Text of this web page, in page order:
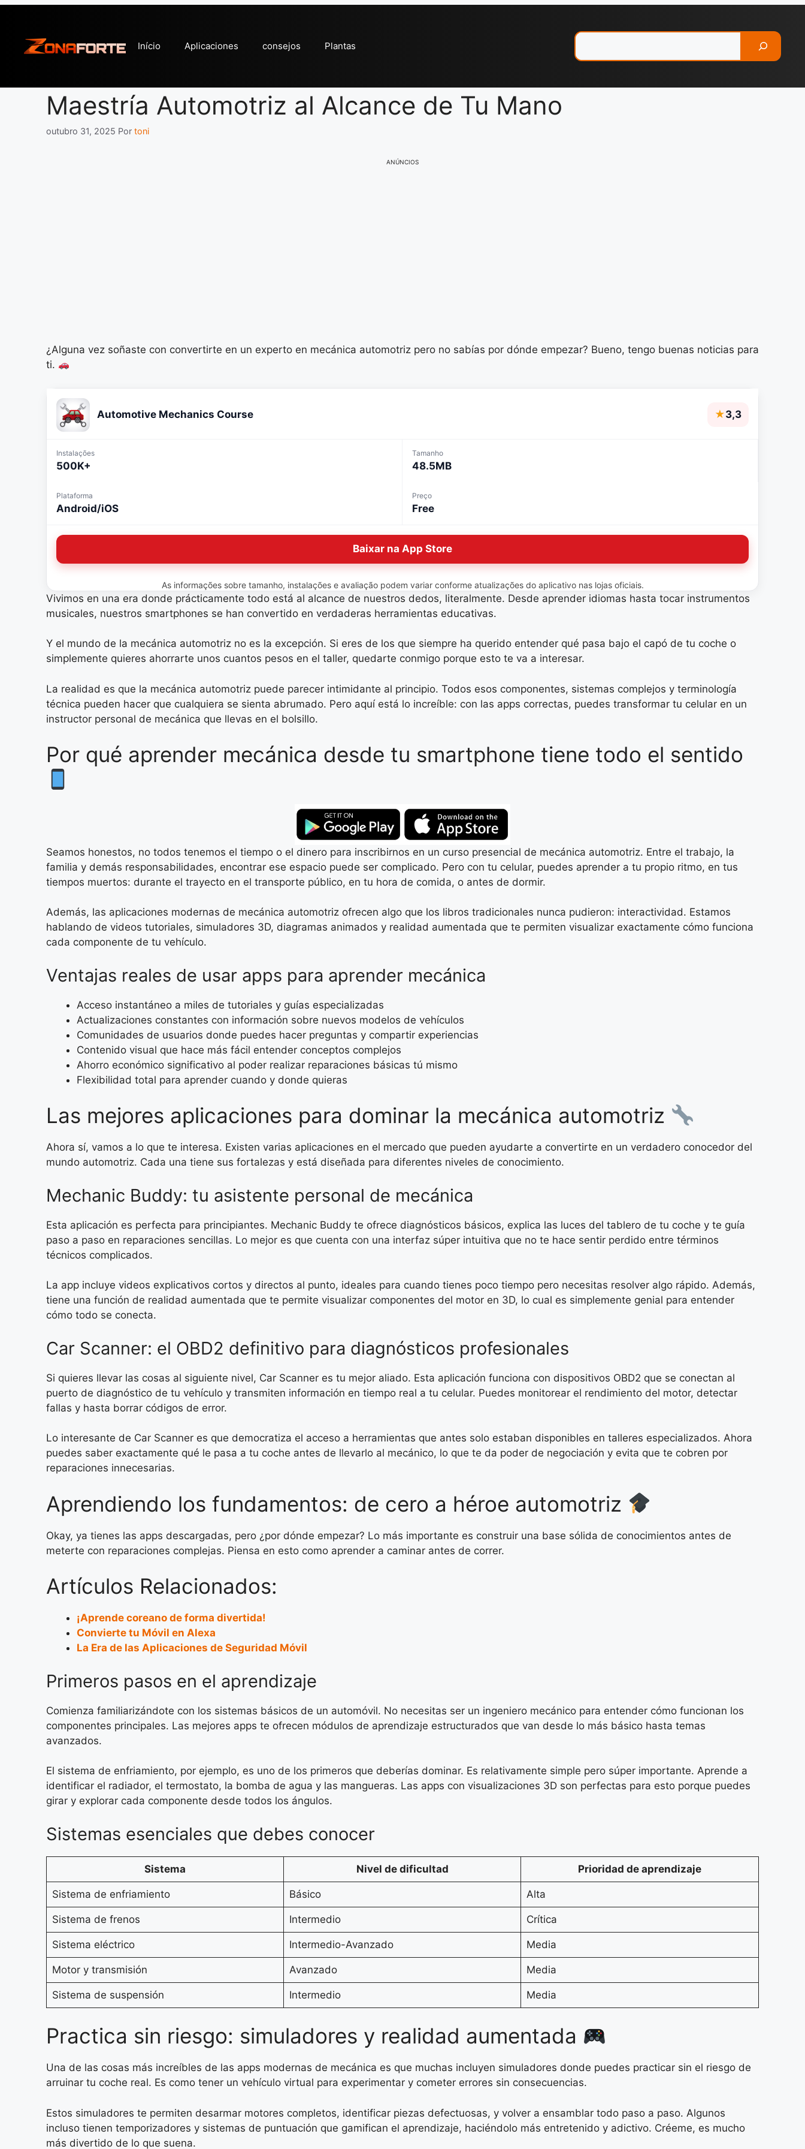
conteúdo
Início Aplicaciones consejos Plantas
Maestría Automotriz al Alcance de Tu Mano
outubro 31, 2025 Por toni
ANÚNCIOS
¿Alguna vez soñaste con convertirte en un experto en mecánica automotriz pero no sabías por dónde empezar? Bueno, tengo buenas noticias para
ti.
Automotive Mechanics Course ★3,3
Instalações
500K+
Tamanho
48.5MB
Plataforma
Android/iOS
Preço
Free
Baixar na App Store
As informações sobre tamanho, instalações e avaliação podem variar conforme atualizações do aplicativo nas lojas oficiais.
Vivimos en una era donde prácticamente todo está al alcance de nuestros dedos, literalmente. Desde aprender idiomas hasta tocar instrumentos
musicales, nuestros smartphones se han convertido en verdaderas herramientas educativas.
Y el mundo de la mecánica automotriz no es la excepción. Si eres de los que siempre ha querido entender qué pasa bajo el capó de tu coche o
simplemente quieres ahorrarte unos cuantos pesos en el taller, quedarte conmigo porque esto te va a interesar.
La realidad es que la mecánica automotriz puede parecer intimidante al principio. Todos esos componentes, sistemas complejos y terminología
técnica pueden hacer que cualquiera se sienta abrumado. Pero aquí está lo increíble: con las apps correctas, puedes transformar tu celular en un
instructor personal de mecánica que llevas en el bolsillo.
Por qué aprender mecánica desde tu smartphone tiene todo el sentido
Seamos honestos, no todos tenemos el tiempo o el dinero para inscribirnos en un curso presencial de mecánica automotriz. Entre el trabajo, la
familia y demás responsabilidades, encontrar ese espacio puede ser complicado. Pero con tu celular, puedes aprender a tu propio ritmo, en tus
tiempos muertos: durante el trayecto en el transporte público, en tu hora de comida, o antes de dormir.
Además, las aplicaciones modernas de mecánica automotriz ofrecen algo que los libros tradicionales nunca pudieron: interactividad. Estamos
hablando de videos tutoriales, simuladores 3D, diagramas animados y realidad aumentada que te permiten visualizar exactamente cómo funciona
cada componente de tu vehículo.
Ventajas reales de usar apps para aprender mecánica
Acceso instantáneo a miles de tutoriales y guías especializadas
Actualizaciones constantes con información sobre nuevos modelos de vehículos
Comunidades de usuarios donde puedes hacer preguntas y compartir experiencias
Contenido visual que hace más fácil entender conceptos complejos
Ahorro económico significativo al poder realizar reparaciones básicas tú mismo
Flexibilidad total para aprender cuando y donde quieras
Las mejores aplicaciones para dominar la mecánica automotriz
Ahora sí, vamos a lo que te interesa. Existen varias aplicaciones en el mercado que pueden ayudarte a convertirte en un verdadero conocedor del
mundo automotriz. Cada una tiene sus fortalezas y está diseñada para diferentes niveles de conocimiento.
Mechanic Buddy: tu asistente personal de mecánica
Esta aplicación es perfecta para principiantes. Mechanic Buddy te ofrece diagnósticos básicos, explica las luces del tablero de tu coche y te guía
paso a paso en reparaciones sencillas. Lo mejor es que cuenta con una interfaz súper intuitiva que no te hace sentir perdido entre términos
técnicos complicados.
La app incluye videos explicativos cortos y directos al punto, ideales para cuando tienes poco tiempo pero necesitas resolver algo rápido. Además,
tiene una función de realidad aumentada que te permite visualizar componentes del motor en 3D, lo cual es simplemente genial para entender
cómo todo se conecta.
Car Scanner: el OBD2 definitivo para diagnósticos profesionales
Si quieres llevar las cosas al siguiente nivel, Car Scanner es tu mejor aliado. Esta aplicación funciona con dispositivos OBD2 que se conectan al
puerto de diagnóstico de tu vehículo y transmiten información en tiempo real a tu celular. Puedes monitorear el rendimiento del motor, detectar
fallas y hasta borrar códigos de error.
Lo interesante de Car Scanner es que democratiza el acceso a herramientas que antes solo estaban disponibles en talleres especializados. Ahora
puedes saber exactamente qué le pasa a tu coche antes de llevarlo al mecánico, lo que te da poder de negociación y evita que te cobren por
reparaciones innecesarias.
Aprendiendo los fundamentos: de cero a héroe automotriz
Okay, ya tienes las apps descargadas, pero ¿por dónde empezar? Lo más importante es construir una base sólida de conocimientos antes de
meterte con reparaciones complejas. Piensa en esto como aprender a caminar antes de correr.
Artículos Relacionados:
¡Aprende coreano de forma divertida!
Convierte tu Móvil en Alexa
La Era de las Aplicaciones de Seguridad Móvil
Primeros pasos en el aprendizaje
Comienza familiarizándote con los sistemas básicos de un automóvil. No necesitas ser un ingeniero mecánico para entender cómo funcionan los
componentes principales. Las mejores apps te ofrecen módulos de aprendizaje estructurados que van desde lo más básico hasta temas
avanzados.
El sistema de enfriamiento, por ejemplo, es uno de los primeros que deberías dominar. Es relativamente simple pero súper importante. Aprende a
identificar el radiador, el termostato, la bomba de agua y las mangueras. Las apps con visualizaciones 3D son perfectas para esto porque puedes
girar y explorar cada componente desde todos los ángulos.
Sistemas esenciales que debes conocer
Sistema Nivel de dificultad Prioridad de aprendizaje
Sistema de enfriamiento Básico Alta
Sistema de frenos Intermedio Crítica
Sistema eléctrico Intermedio-Avanzado Media
Motor y transmisión Avanzado Media
Sistema de suspensión Intermedio Media
Practica sin riesgo: simuladores y realidad aumentada
Una de las cosas más increíbles de las apps modernas de mecánica es que muchas incluyen simuladores donde puedes practicar sin el riesgo de
arruinar tu coche real. Es como tener un vehículo virtual para experimentar y cometer errores sin consecuencias.
Estos simuladores te permiten desarmar motores completos, identificar piezas defectuosas, y volver a ensamblar todo paso a paso. Algunos
incluso tienen temporizadores y sistemas de puntuación que gamifican el aprendizaje, haciéndolo más entretenido y adictivo. Créeme, es mucho
más divertido de lo que suena.